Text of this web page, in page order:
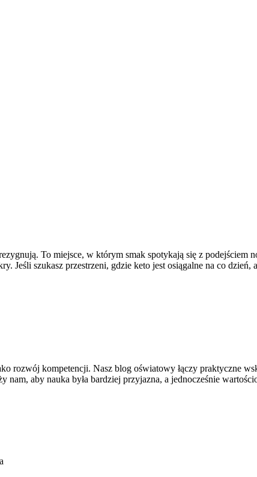
To miejsce, w którym smak spotykają się z podejściem
Jeśli szukasz przestrzeni, gdzie keto jest osiągalne na co dzień,
rozwój kompetencji. Nasz blog oświatowy łączy praktyczne
aby nauka była bardziej przyjazna, a jednocześnie